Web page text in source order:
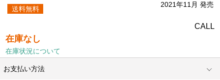
2021年11月 発売
送料無料
CALL
在庫なし
在庫状況について
お支払い方法